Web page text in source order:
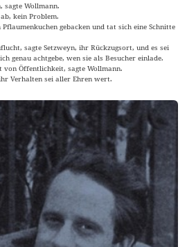
sagte Wollmann.
kein Problem.
gebacken und tat sich eine Schnitte
sagte Setzweyn, ihr Rückzugsort, und es sei
genau achtgebe, wen sie als Besucher einlade.
von Öffentlichkeit, sagte Wollmann.
Verhalten sei aller Ehren wert.